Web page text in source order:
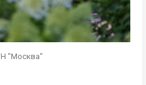
"Москва"